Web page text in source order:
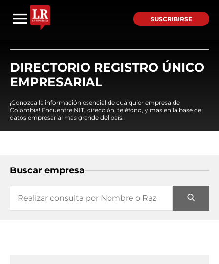
SUSCRIBIRSE
DIRECTORIO REGISTRO ÚNICO
EMPRESARIAL
¡Conozca la información esencial de cualquier empresa de
Colombia! Encuentre NIT, dirección, teléfono, y mas en la base de
datos empresarial mas grande del país.
Buscar empresa